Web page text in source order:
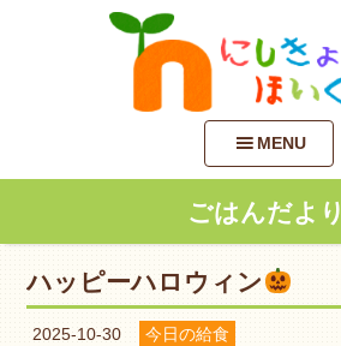
MENU
ごはんだより
ハッピーハロウィン
2025-10-30 今日の給食